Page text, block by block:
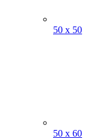
50 x 50
50 x 60